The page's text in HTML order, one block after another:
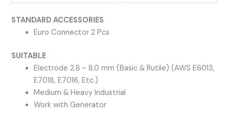
STANDARD ACCESSORIES
Euro Connector 2 Pcs
SUITABLE
Electrode 2.8 ~ 8.0 mm (Basic & Rutile) (AWS E6013,
E7018, E7016, Etc.)
Medium & Heavy Industrial
Work with Generator